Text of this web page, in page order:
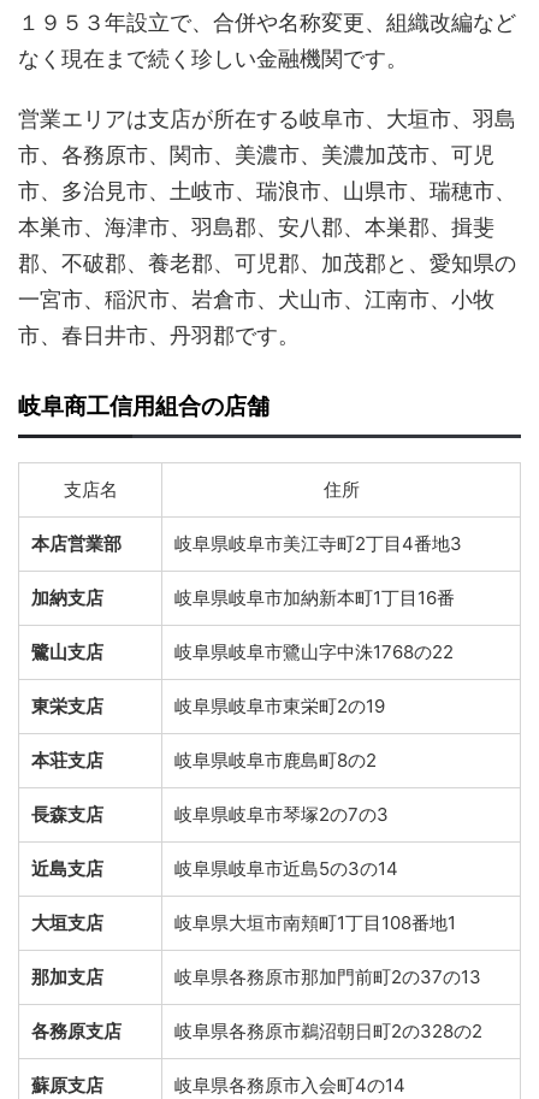
１９５３年設立で、合併や名称変更、組織改編など
なく現在まで続く珍しい金融機関です。
営業エリアは支店が所在する岐阜市、大垣市、羽島
市、各務原市、関市、美濃市、美濃加茂市、可児
市、多治見市、土岐市、瑞浪市、山県市、瑞穂市、
本巣市、海津市、羽島郡、安八郡、本巣郡、揖斐
郡、不破郡、養老郡、可児郡、加茂郡と、愛知県の
一宮市、稲沢市、岩倉市、犬山市、江南市、小牧
市、春日井市、丹羽郡です。
岐阜商工信用組合の店舗
支店名 住所
本店営業部 岐阜県岐阜市美江寺町2丁目4番地3
加納支店 岐阜県岐阜市加納新本町1丁目16番
鷺山支店 岐阜県岐阜市鷺山字中洙1768の22
東栄支店 岐阜県岐阜市東栄町2の19
本荘支店 岐阜県岐阜市鹿島町8の2
長森支店 岐阜県岐阜市琴塚2の7の3
近島支店 岐阜県岐阜市近島5の3の14
大垣支店 岐阜県大垣市南頬町1丁目108番地1
那加支店 岐阜県各務原市那加門前町2の37の13
各務原支店 岐阜県各務原市鵜沼朝日町2の328の2
蘇原支店 岐阜県各務原市入会町4の14